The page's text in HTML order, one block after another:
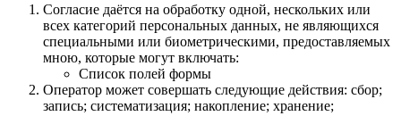
Согласие даётся на обработку одной, нескольких или
всех категорий персональных данных, не являющихся
специальными или биометрическими, предоставляемых
мною, которые могут включать:
Список полей формы
Оператор может совершать следующие действия: сбор;
запись; систематизация; накопление; хранение;